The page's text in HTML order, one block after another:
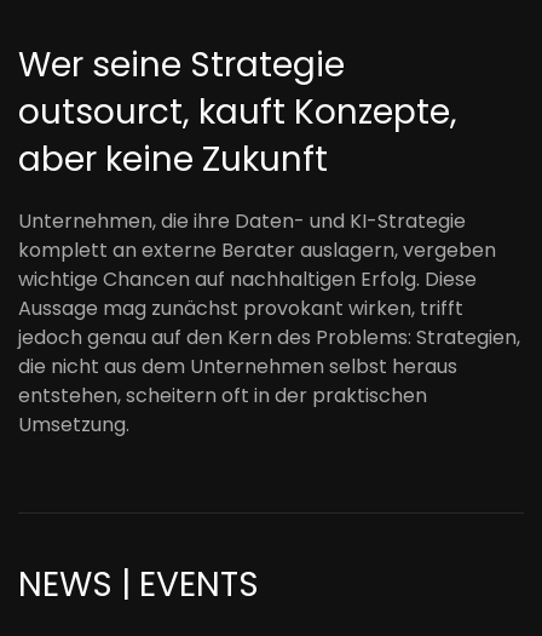
Wer seine Strategie
outsourct, kauft Konzepte,
aber keine Zukunft
Unternehmen, die ihre Daten- und KI-Strategie
komplett an externe Berater auslagern, vergeben
wichtige Chancen auf nachhaltigen Erfolg. Diese
Aussage mag zunächst provokant wirken, trifft
jedoch genau auf den Kern des Problems: Strategien,
die nicht aus dem Unternehmen selbst heraus
entstehen, scheitern oft in der praktischen
Umsetzung.
NEWS | EVENTS